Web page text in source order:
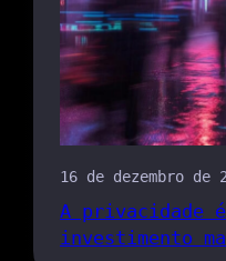
16 de dezembro de
A privacidade
investimento